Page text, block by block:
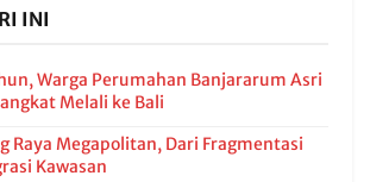
INI
Warga Perumahan Banjararum Asri
Melali ke Bali
Raya Megapolitan, Dari Fragmentasi
Kawasan